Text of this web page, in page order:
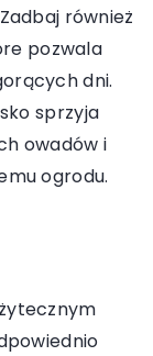
również
pozwala
dni.
sprzyja
owadów i
ogrodu.